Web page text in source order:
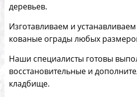
деревьев.
Изготавливаем и
кованые ограды любых
Наши специалисты готовы
восстановительные и
кладбище.